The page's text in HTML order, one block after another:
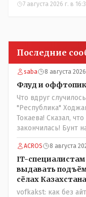
7 августа 2026 г. в
Последние
saba 8 августа
Флуд и
Что вдруг
"Республика"
Токаева! Сказал,
закончилась! Бунт
правдолюб вдруг
Появился
всесильного
президента
что он действует в
не говорю! Опять
ACROS 8 августа
IT-
выдавать
сёлах Казахстана
vofkakst: как без